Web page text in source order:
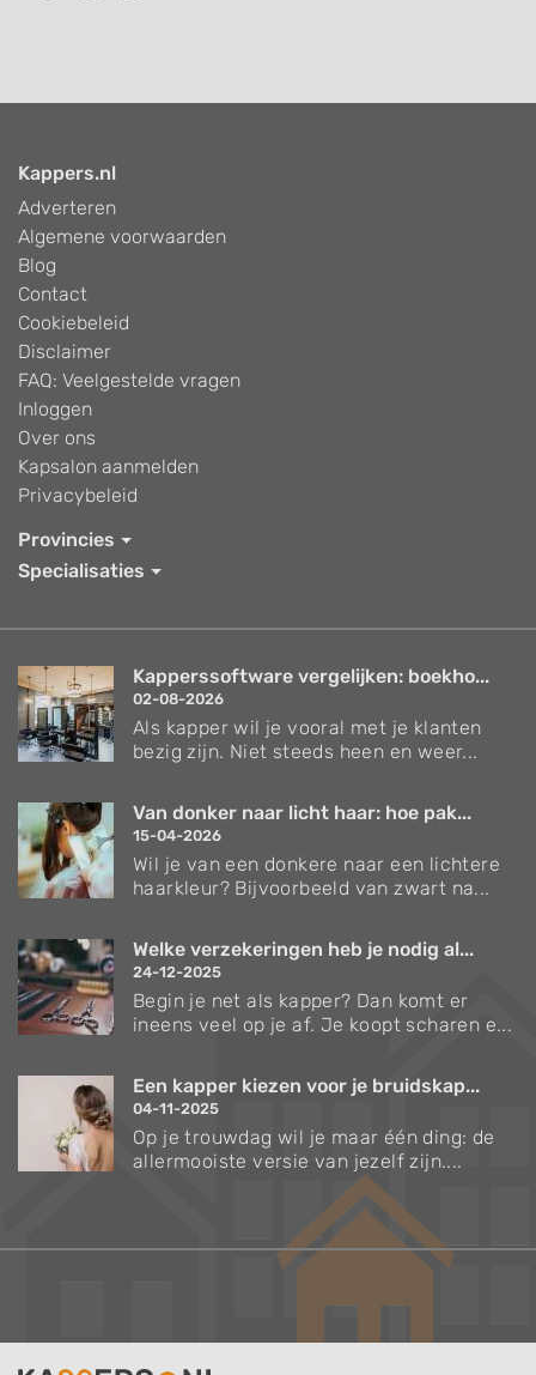
Kappers.nl
Adverteren
Algemene voorwaarden
Blog
Contact
Cookiebeleid
Disclaimer
FAQ: Veelgestelde vragen
Inloggen
Over ons
Kapsalon aanmelden
Privacybeleid
Provincies
Specialisaties
Kapperssoftware vergelijken: boekho...
02-08-2026
Als kapper wil je vooral met je klanten
bezig zijn. Niet steeds heen en weer...
Van donker naar licht haar: hoe pak...
15-04-2026
Wil je van een donkere naar een lichtere
haarkleur? Bijvoorbeeld van zwart na...
Welke verzekeringen heb je nodig al...
24-12-2025
Begin je net als kapper? Dan komt er
ineens veel op je af. Je koopt scharen e...
Een kapper kiezen voor je bruidskap...
04-11-2025
Op je trouwdag wil je maar één ding: de
allermooiste versie van jezelf zijn....